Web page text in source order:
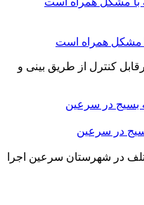
مشکل همراه است
کنترل از طریق بینی و
از ۵۰ برنامه مختلف در شهرستان سرعین اجرا